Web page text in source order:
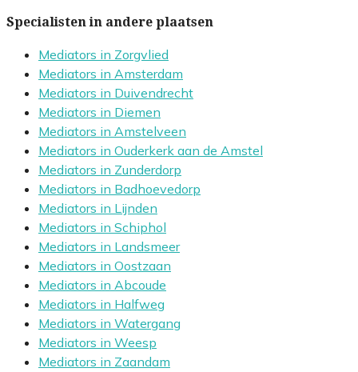
Specialisten in andere plaatsen
Mediators in Zorgvlied
Mediators in Amsterdam
Mediators in Duivendrecht
Mediators in Diemen
Mediators in Amstelveen
Mediators in Ouderkerk aan de Amstel
Mediators in Zunderdorp
Mediators in Badhoevedorp
Mediators in Lijnden
Mediators in Schiphol
Mediators in Landsmeer
Mediators in Oostzaan
Mediators in Abcoude
Mediators in Halfweg
Mediators in Watergang
Mediators in Weesp
Mediators in Zaandam